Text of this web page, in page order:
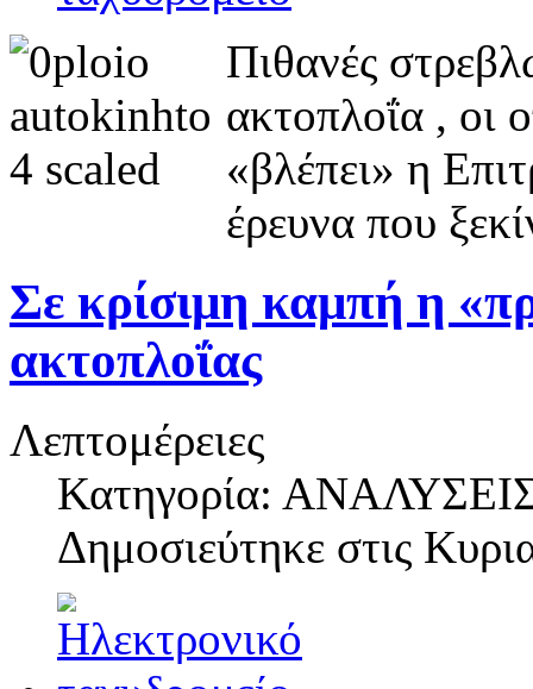
Πιθανές
ακτοπλοΐα , οι
«βλέπει» η
έρευνα που
Σε κρίσιμη καμπή η
ακτοπλοΐας
Λεπτομέρειες
Κατηγορία:
Δημοσιεύτηκε στις